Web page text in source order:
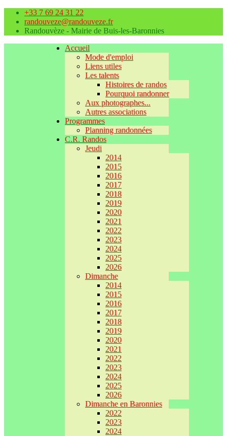
+33 7 69 24 31 22
randouveze@randouveze.fr
Randouvèze - Mairie de Buis-les-Baronnies
Accueil
Mode d'emploi
Liens utiles
Les talents
Histoires de randos
Pourquoi randonner
Aux photographes...
Autres associations
Programmes
Planning randonnées
C.R. Randos
Jeudi
2014
2015
2016
2017
2018
2019
2020
2021
2022
2023
2024
2025
2026
Dimanche
2014
2015
2016
2017
2018
2019
2020
2021
2022
2023
2024
2025
2026
Dimanche en Baronnies
2022
2023
2024